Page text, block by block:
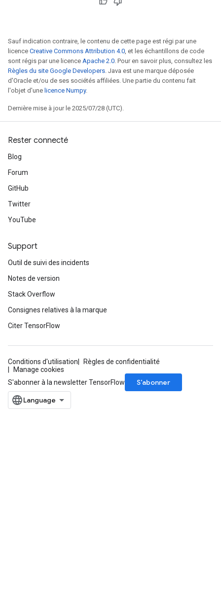
Sauf indication contraire, le contenu de cette page est régi par une
licence Creative Commons Attribution 4.0, et les échantillons de code
sont régis par une licence Apache 2.0. Pour en savoir plus, consultez les
Règles du site Google Developers. Java est une marque déposée
d'Oracle et/ou de ses sociétés affiliées. Une partie du contenu fait
l'objet d'une licence Numpy.
Dernière mise à jour le 2025/07/28 (UTC).
Rester connecté
Blog
Forum
GitHub
Twitter
YouTube
Support
Outil de suivi des incidents
Notes de version
Stack Overflow
Consignes relatives à la marque
Citer TensorFlow
Conditions d'utilisation
Règles de confidentialité
Manage cookies
S'abonner à la newsletter TensorFlow
S’abonner